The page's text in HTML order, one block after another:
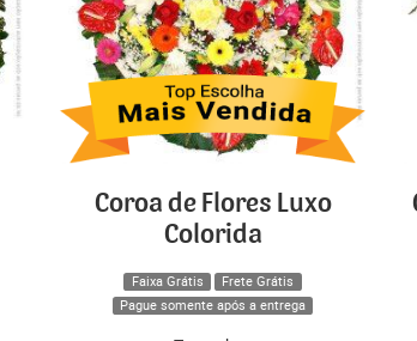
Coroa de Flores Luxo
Colorida
Faixa Grátis
Frete Grátis
Pague somente após a entrega